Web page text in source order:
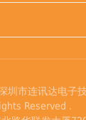
市连讯达电子
Reserved .